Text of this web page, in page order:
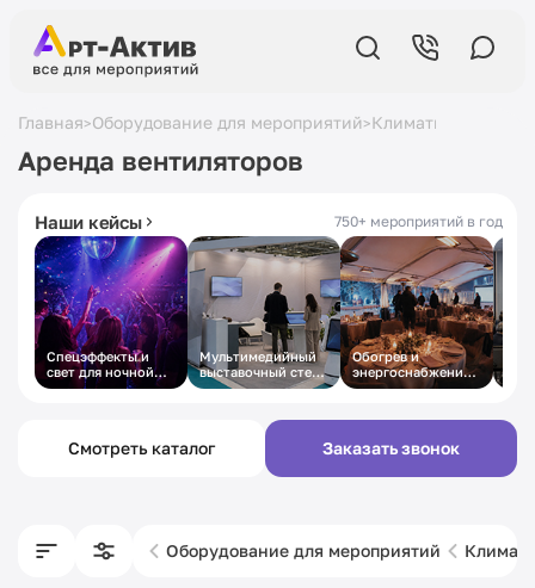
Главная>Оборудование для мероприятий>Климатическое
Аренда вентиляторов
Наши кейсы 750+ мероприятий в год
Спецэффекты и
свет для ночной
вечеринки
Мультимедийный
выставочный стенд
под ключ
Обогрев и
энергоснабжение
зимнего
шатре
Смотреть каталог Заказать звонок
Оборудование для мероприятий